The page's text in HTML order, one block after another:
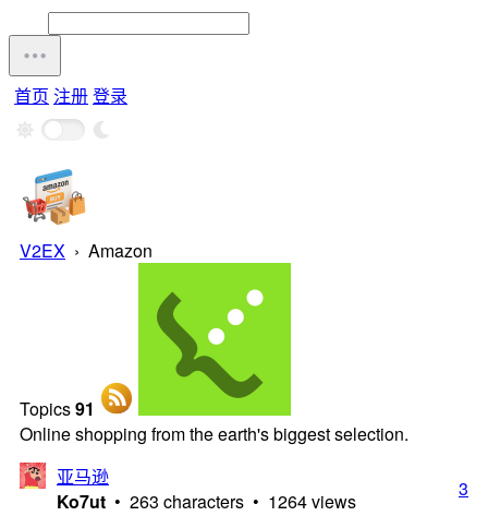
首页 注册登录
V2EX › Amazon
Topics91
Online shopping from the earth's biggest selection.
亚马逊
Ko7ut • 263 characters • 1264 views
3